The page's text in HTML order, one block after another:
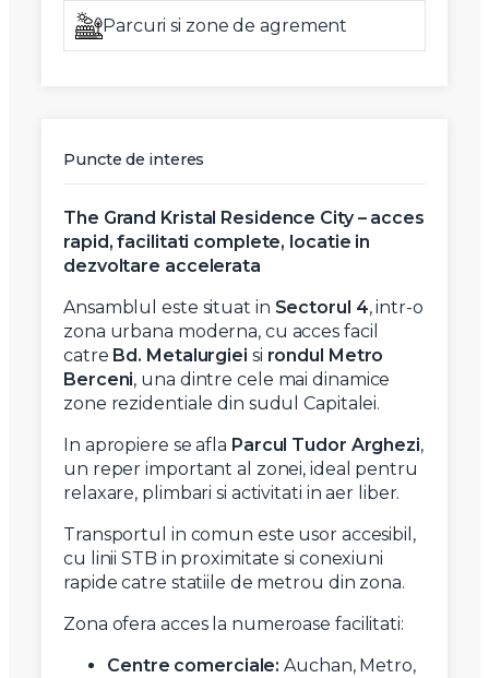
Parcuri si zone de agrement
Puncte de interes
The Grand Kristal Residence City – acces
rapid, facilitati complete, locatie in
dezvoltare accelerata
Ansamblul este situat in Sectorul 4, intr-o
zona urbana moderna, cu acces facil
catre Bd. Metalurgiei si rondul Metro
Berceni, una dintre cele mai dinamice
zone rezidentiale din sudul Capitalei.
In apropiere se afla Parcul Tudor Arghezi,
un reper important al zonei, ideal pentru
relaxare, plimbari si activitati in aer liber.
Transportul in comun este usor accesibil,
cu linii STB in proximitate si conexiuni
rapide catre statiile de metrou din zona.
Zona ofera acces la numeroase facilitati:
Centre comerciale: Auchan, Metro,